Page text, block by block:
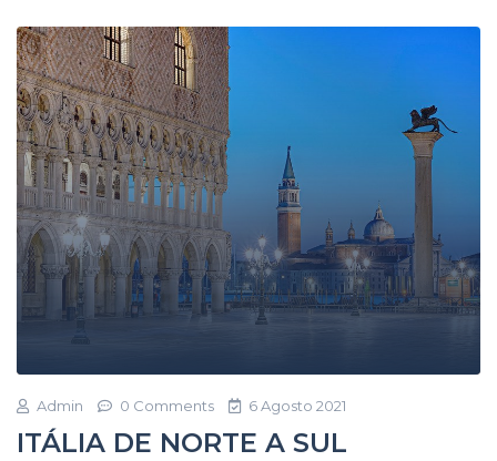
Admin 0 Comments 6 Agosto 2021
ITÁLIA DE NORTE A SUL